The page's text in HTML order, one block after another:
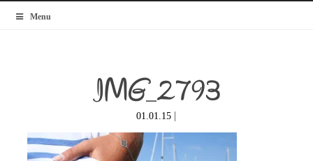
Menu
MyBlogMode
IMG_2793
01.01.15 |